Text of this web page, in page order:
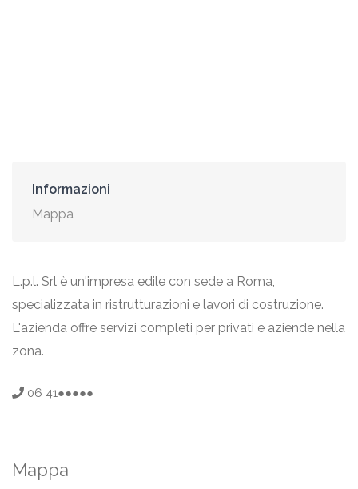
Informazioni
Mappa
L.p.l. Srl è un'impresa edile con sede a Roma,
specializzata in ristrutturazioni e lavori di costruzione.
L'azienda offre servizi completi per privati e aziende nella
zona.
06 41●●●●●
Mappa